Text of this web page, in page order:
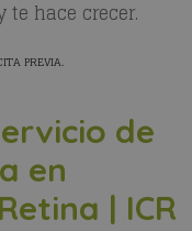
te hace crecer.
PREVIA.
de
en
| ICR